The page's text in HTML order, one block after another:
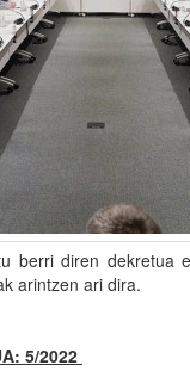
berri diren dekretua
arintzen ari dira.
5/2022